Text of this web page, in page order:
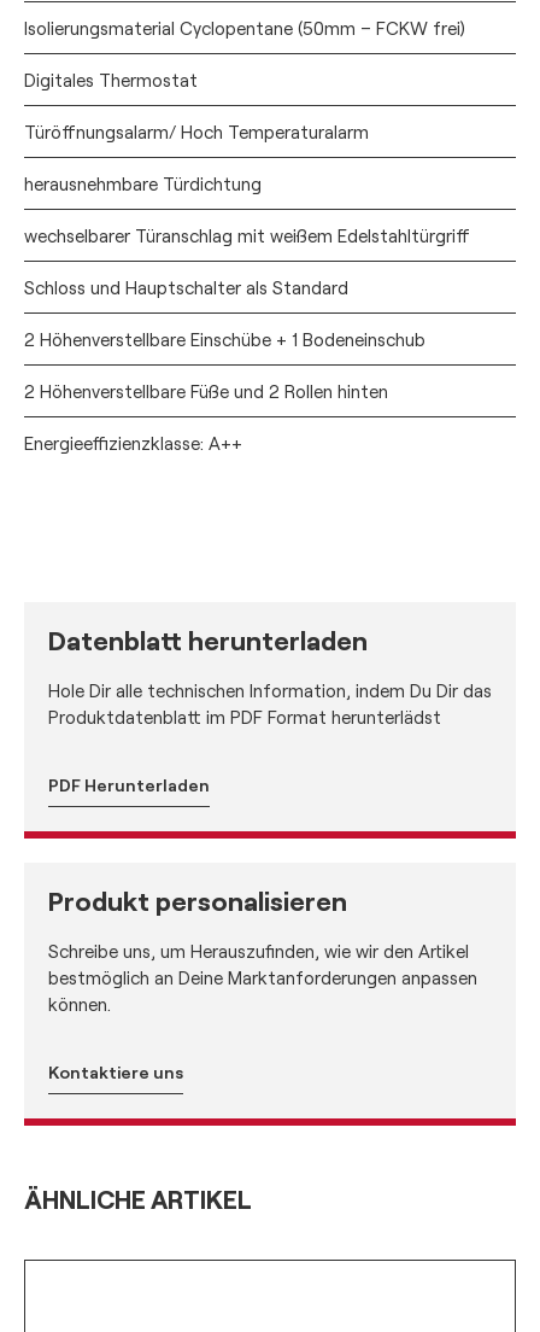
Isolierungsmaterial Cyclopentane (50mm – FCKW frei)
Digitales Thermostat
Türöffnungsalarm/ Hoch Temperaturalarm
herausnehmbare Türdichtung
wechselbarer Türanschlag mit weißem Edelstahltürgriff
Schloss und Hauptschalter als Standard
2 Höhenverstellbare Einschübe + 1 Bodeneinschub
2 Höhenverstellbare Füße und 2 Rollen hinten
Energieeffizienzklasse: A++
Datenblatt herunterladen
Hole Dir alle technischen Information, indem Du Dir das
Produktdatenblatt im PDF Format herunterlädst
PDF Herunterladen
Produkt personalisieren
Schreibe uns, um Herauszufinden, wie wir den Artikel
bestmöglich an Deine Marktanforderungen anpassen
können.
Kontaktiere uns
ÄHNLICHE ARTIKEL